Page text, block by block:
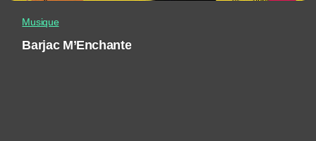
Musique
Barjac M’Enchante